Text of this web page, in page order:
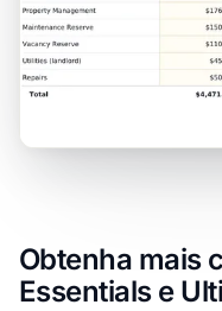
Obtenha mais
Essentials e